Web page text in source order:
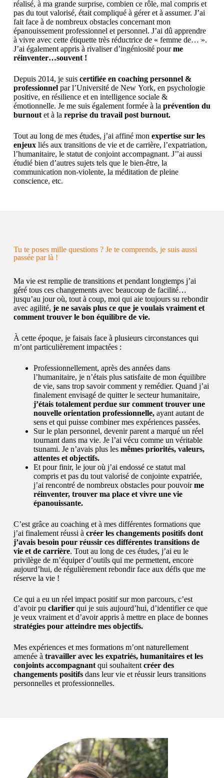
réalisé, à ma grande surprise, combien ce rôle, mal compris et
pas du tout valorisé, était compliqué à gérer et à assumer. J’ai
fait face à de nombreux obstacles concernant mon
épanouissement professionnel et personnel. J’ai dû apprendre
à vivre avec cette étiquette très réductrice de « femme de… ».
J’ai également appris à rivaliser d’ingéniosité pourme
réinventer…souvent !
Depuis 2014, je suis certifiée en coaching personnel &
professionnel par l’Université de New York, en psychologie
positive, en résilience et en intelligence sociale &
émotionnelle. Je me suis également formée à la prévention du
burnoutet à la reprise du travail post burnout.
Tout au long de mes études, j’ai affiné mon expertise sur les
enjeuxliés aux transitions de vie et de carrière, l’expatriation,
l’humanitaire, le statut de conjoint accompagnant. J’’ai aussi
étudié bien d’autres sujets tels que le bien-être, la
communication non-violente, la méditation de pleine
conscience, etc.
Tu te poses mille questions ? Je te comprends, je suis aussi
passée par là !
Ma vie est remplie de transitions et pendant longtemps j’ai
géré tous ces changements avec beaucoup de facilité…
jusqu’au jour où, tout à coup, moi qui aie toujours su rebondir
avec agilité, je ne savais plus ce que je voulais vraiment et
comment trouver le bon équilibre de vie.
À cette époque, je faisais face à plusieurs circonstances qui
m’ont particulièrement impactées :
Professionnellement, après des années dans
l’humanitaire, je n’étais plus satisfaite de mon équilibre
de vie, sans trop savoir comment y remédier. Quand j’ai
finalement envisagé de quitter le secteur humanitaire,
j’étais totalement perdue sur comment trouver une
nouvelle orientation professionnelle,ayant autant de
sens et qui puisse combiner mes expériences passées.
Sur le plan personnel, devenir parent a marqué un réel
tournant dans ma vie. Je l’ai vécu comme un véritable
tsunami. Je n’avais plus lesmêmes priorités, valeurs,
attentes et objectifs.
Et pour finir, le jour où j’ai endossé ce statut mal
compris et pas du tout valorisé de conjointe expatriée,
j’ai rencontré de nombreux obstacles pour pouvoirme
réinventer, trouver ma place et vivre une vie
épanouissante.
C’est grâce au coaching et à mes différentes formations que
j’ai finalement réussi à créer les changements positifs dont
j’avais besoin pour réussir ces différentes transitions de
vie et de carrière. Tout au long de ces études, j’ai eu le
privilège de m’équiper d’outils qui me permettent, encore
aujourd’hui, de régulièrement rebondir face aux défis que me
réserve la vie !
Ce qui a eu un réel impact positif sur mon parcours, c’est
d’avoir pu clarifierqui je suis aujourd’hui, d’identifier ce que
je veux vraiment et d’avoir appris à mettre en place de bonnes
stratégies pour atteindre mes objectifs.
Mes expériences et mes formations m’ont naturellement
amenée à travailler avec les expatriés, humanitaires et les
conjoints accompagnant qui souhaitent créer des
changements positifs dans leur vie et réussir leurs transitions
personnelles et professionnelles.